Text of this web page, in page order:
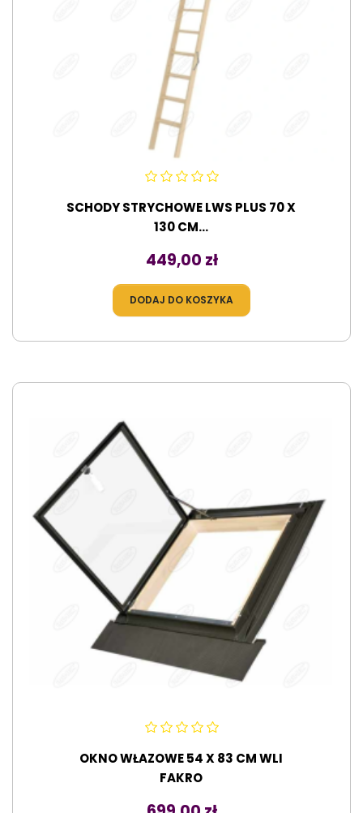
SCHODY STRYCHOWE LWS PLUS 70 X
130 CM...
Cena
449,00 zł
DODAJ DO KOSZYKA
OKNO WŁAZOWE 54 X 83 CM WLI
FAKRO
Cena